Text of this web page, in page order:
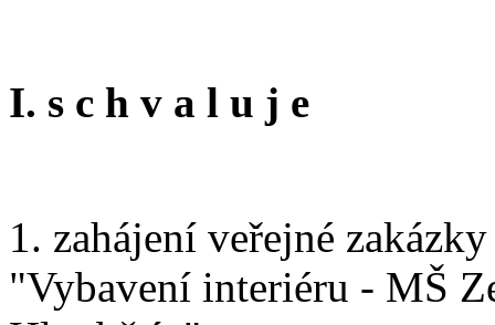
I. s c h v a l u j e
1. zahájení veřejné
"Vybavení interiéru - MŠ